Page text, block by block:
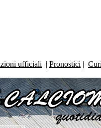
ufficiali | Pronostici |